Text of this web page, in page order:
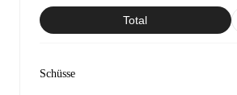
Total
Schüsse